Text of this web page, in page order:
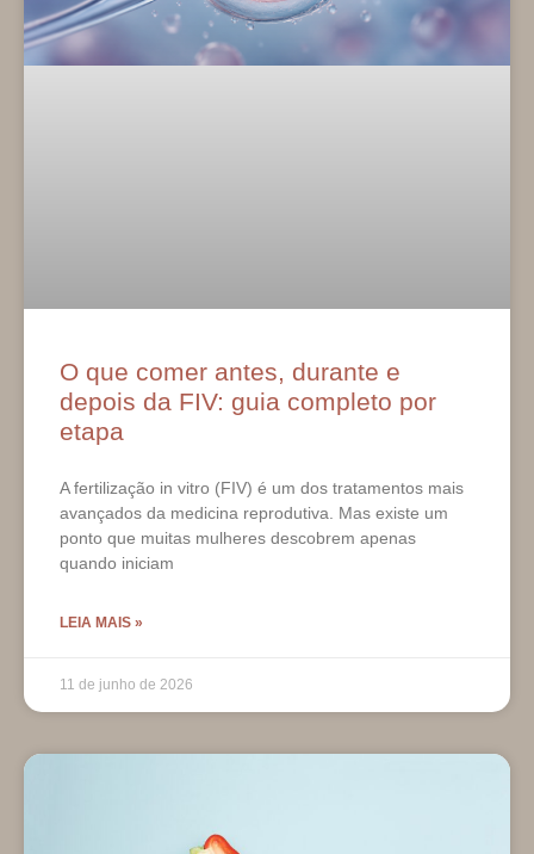
O que comer antes, durante e
depois da FIV: guia completo por
etapa
A fertilização in vitro (FIV) é um dos tratamentos mais
avançados da medicina reprodutiva. Mas existe um
ponto que muitas mulheres descobrem apenas
quando iniciam
LEIA MAIS »
11 de junho de 2026